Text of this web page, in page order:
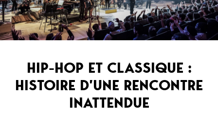
Clips
Live
Web-séries
Dossiers
Tops
Chroniques
Sorties
Paris
Festivals
HIP-HOP ET CLASSIQUE :
HISTOIRE D’UNE RENCONTRE
INATTENDUE